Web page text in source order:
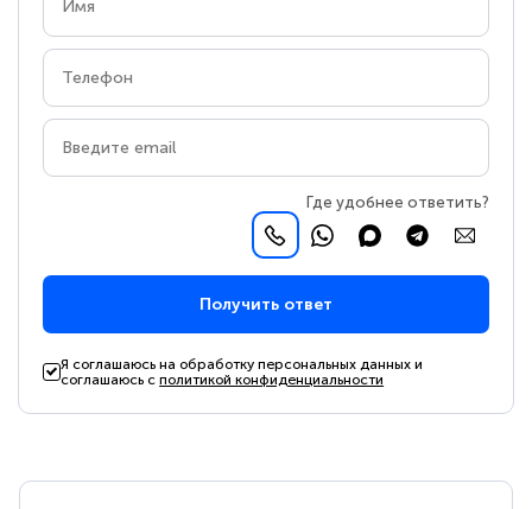
Где удобнее ответить?
Получить ответ
Я соглашаюсь на обработку персональных данных и
соглашаюсь сполитикой конфиденциальности